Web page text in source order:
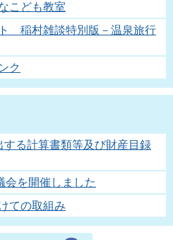
こども教室
稲村雑談特別版－温泉旅行
ク
る計算書類等及び財産目録
会を開催しました
ての取組み